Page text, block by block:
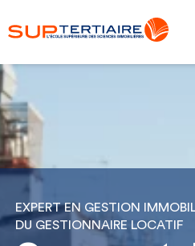
EXPERT EN GESTION
DU GESTIONNAIRE LOCATIF